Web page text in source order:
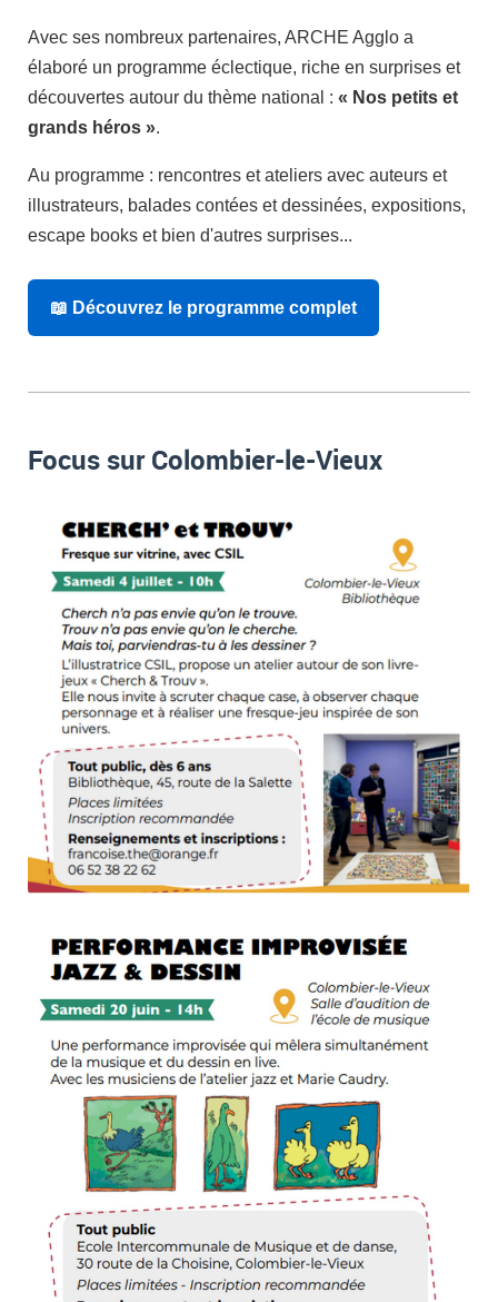
Avec ses nombreux partenaires, ARCHE Agglo a
élaboré un programme éclectique, riche en surprises et
découvertes autour du thème national : « Nos petits et
grands héros ».
Au programme : rencontres et ateliers avec auteurs et
illustrateurs, balades contées et dessinées, expositions,
escape books et bien d'autres surprises...
📖 Découvrez le programme complet
Focus sur Colombier-le-Vieux